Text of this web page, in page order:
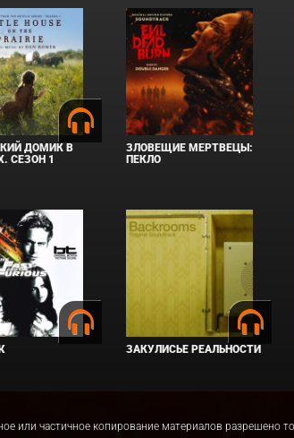
ДОМИК В
СЕЗОН 1
ЗЛОВЕЩИЕ МЕРТВЕЦЫ:
ПЕКЛО
ЗАКУЛИСЬЕ РЕАЛЬНОСТИ
или частичное копирование материалов разрешено